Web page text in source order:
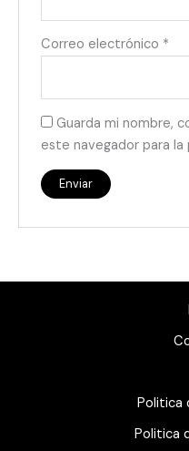
Correo electrónico *
Guarda mi nombre,
este navegador para
Politica
Politica